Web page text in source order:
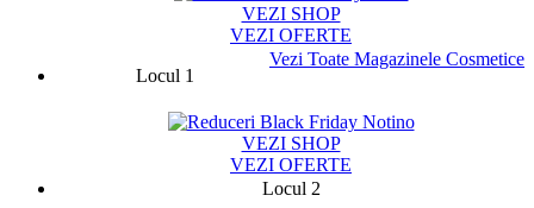
VEZI SHOP
VEZI OFERTE
Vezi Toate Magazinele Cosmetice
Locul 1
VEZI SHOP
VEZI OFERTE
Locul 2